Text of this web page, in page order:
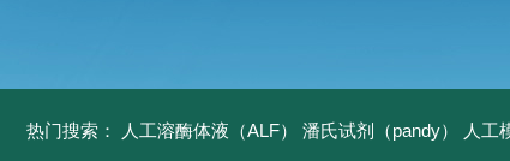
热门搜索： 人工溶酶体液（ALF） 潘氏试剂（pandy） 人工